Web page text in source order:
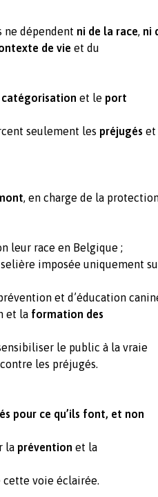
ne dépendent ni de la race, ni
de vie et du
catégorisation et le port
seulement les préjugés et
, en charge de la
leur race en Belgique ;
imposée uniquement
et d’éducation
et la formation des
le public à la vraie
les préjugés.
pour ce qu’ils font, et non
la prévention et la
cette voie éclairée.